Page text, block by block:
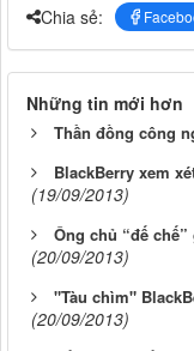
Chia sẻ:
Những tin mới hơn
Thần đồng công
BlackBerry xem
(19/09/2013)
Ông chủ “đế
(20/09/2013)
"Tàu chìm"
(20/09/2013)